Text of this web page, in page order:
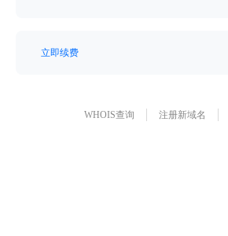
立即续费
WHOIS查询 注册新域名